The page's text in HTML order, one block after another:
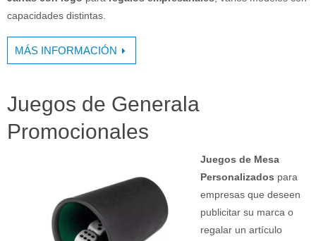
capacidades distintas.
MÁS INFORMACIÓN
Juegos de Generala
Promocionales
Juegos de Mesa
Personalizados para
empresas que deseen
publicitar su marca o
regalar un artículo